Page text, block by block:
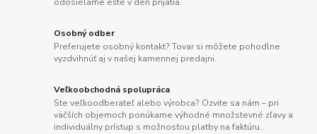
odosielame ešte v deň prijatia.
Osobný odber
Preferujete osobný kontakt? Tovar si môžete pohodlne
vyzdvihnúť aj v našej kamennej predajni.
Veľkoobchodná spolupráca
Ste veľkoodberateľ alebo výrobca? Ozvite sa nám – pri
väčších objemoch ponúkame výhodné množstevné zľavy a
individuálny prístup s možnosťou platby na faktúru..